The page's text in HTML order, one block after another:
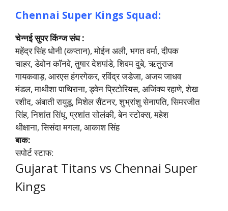
Chennai Super Kings Squad:
चेन्नई सुपर किंग्ज संघ :
महेंद्र सिंह धोनी (कप्तान), मोईन अली, भगत वर्मा, दीपक
चाहर, डेवोन कॉनवे, तुषार देशपांडे, शिवम दुबे, ऋतुराज
गायकवाड़, आरएस हंगरगेकर, रविंद्र जडेजा, अजय जाधव
मंडल, माथीशा पाथिराना, ड्वेन प्रिटोरियस, अजिंक्य रहाणे, शेख
रशीद, अंबाती रायुडू, मिशेल सैंटनर, शुभ्रांशु सेनापति, सिमरजीत
सिंह, निशांत सिंधू, प्रशांत सोलंकी, बेन स्टोक्स, महेश
थीक्षाना, सिसंदा मगला, आकाश सिंह
बाक:
सपोर्ट स्टाफ:
Gujarat Titans vs Chennai Super
Kings